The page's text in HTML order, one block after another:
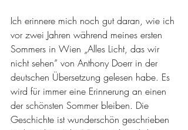
Ich erinnere mich noch gut daran, wie ich
vor zwei Jahren während meines ersten
Sommers in Wien „Alles Licht, das wir
nicht sehen” von Anthony Doerr in der
deutschen Übersetzung gelesen habe. Es
wird für immer eine Erinnerung an einen
der schönsten Sommer bleiben. Die
Geschichte ist wunderschön geschrieben